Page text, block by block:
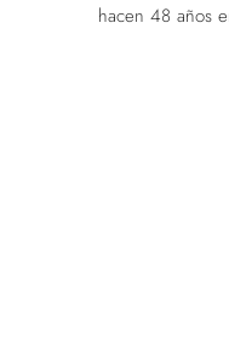
hacen 48 años